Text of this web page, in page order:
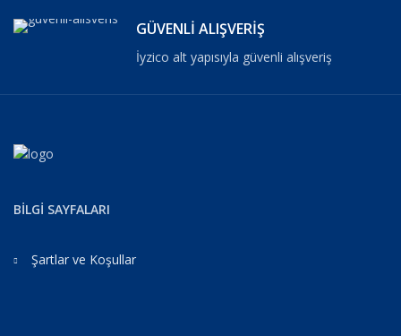
GÜVENLİ ALIŞVERİŞ
İyzico alt yapısıyla güvenli alışveriş
BİLGİ SAYFALARI
Şartlar ve Koşullar